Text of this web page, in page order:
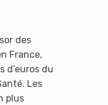
des
France,
d’euros du
Les
plus